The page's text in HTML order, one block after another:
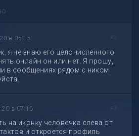
в 05:15
я не знаю его целочисленного
онлайн он или нет. Я прошу,
в сообщениях рядом с ником
в 07:16
на иконку человечка слева от
и откроется профиль